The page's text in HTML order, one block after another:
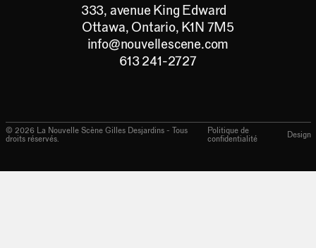
333, avenue King Edward
Ottawa, Ontario, K1N 7M5
info@nouvellescene.com
613 241-2727
© 2026 La Nouvelle Scène Gilles Desjardins - Tous
droits réservés.
Politique de
confidentialité
Design